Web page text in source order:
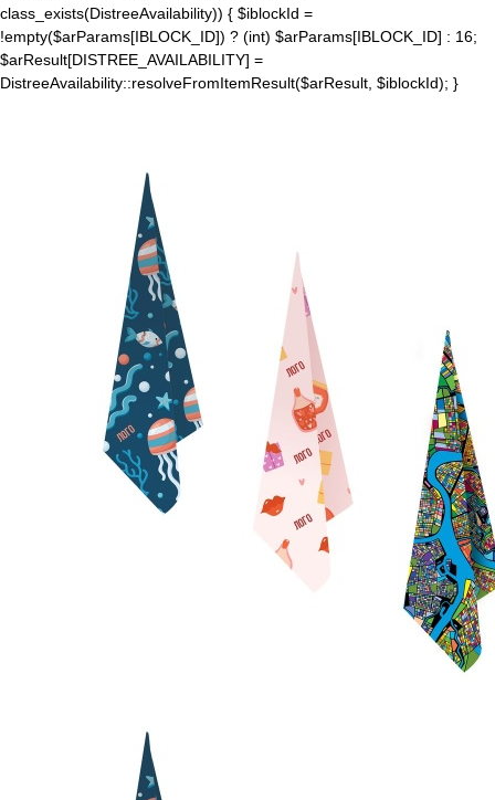
class_exists(DistreeAvailability)) { $iblockId =
!empty($arParams[IBLOCK_ID]) ? (int) $arParams[IBLOCK_ID] : 16;
$arResult[DISTREE_AVAILABILITY] =
DistreeAvailability::resolveFromItemResult($arResult, $iblockId); }